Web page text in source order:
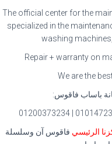
The official center for the
specialized in the
washing
Repair + warranty on
We are the
باساب فاقوس:
الرئيسي فاقوس آن وسلسلة